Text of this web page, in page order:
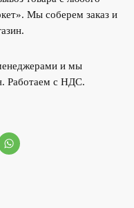
Мы соберем заказ и
и мы
Работаем с НДС.